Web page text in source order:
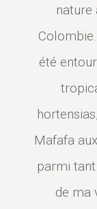
nature
Colombie.
été
Mafafa
parmi
de ma